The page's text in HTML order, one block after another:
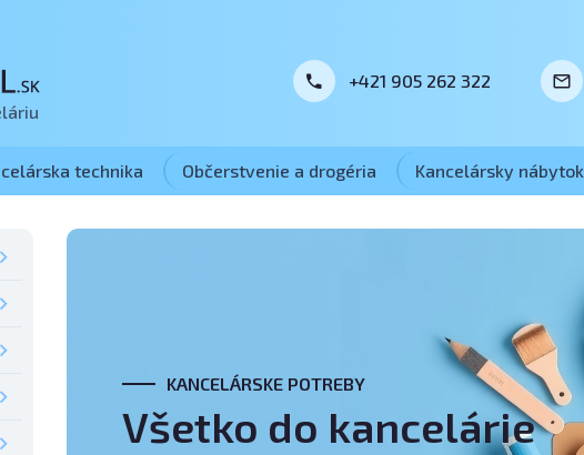
+421 905 262 322
technika Občerstvenie a drogéria Kancelársky nábytok
KANCELÁRSKE POTREBY
Všetko do kancelárie